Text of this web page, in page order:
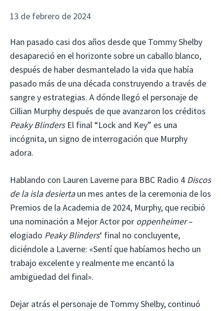
13 de febrero de 2024
Han pasado casi dos años desde que Tommy Shelby
desapareció en el horizonte sobre un caballo blanco,
después de haber desmantelado la vida que había
pasado más de una década construyendo a través de
sangre y estrategias. A dónde llegó el personaje de
Cillian Murphy después de que avanzaron los créditos
Peaky BlindersEl final “Lock and Key” es una
incógnita, un signo de interrogación que Murphy
adora.
Hablando con Lauren Laverne para BBC Radio 4 Discos
de la isla desiertaun mes antes de la ceremonia de los
Premios de la Academia de 2024, Murphy, que recibió
una nominación a Mejor Actor por oppenheimer–
elogiado Peaky Blinders‘ final no concluyente,
diciéndole a Laverne: «Sentí que habíamos hecho un
trabajo excelente y realmente me encantó la
ambigüedad del final».
Dejar atrás el personaje de Tommy Shelby, continuó